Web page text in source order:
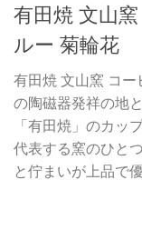
有田焼 文山
ルー 菊輪花
有田焼 文山窯 コー
の陶磁器発祥の地
「有田焼」のカッ
代表する窯のひと
と佇まいが上品で